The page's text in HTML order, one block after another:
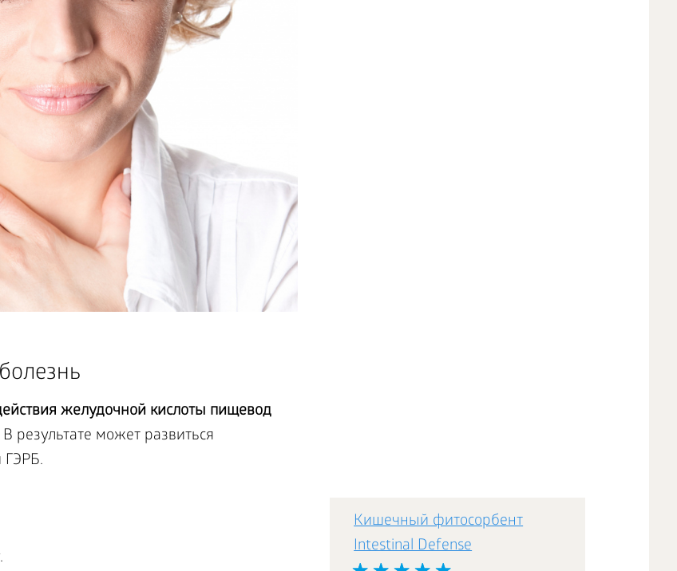
желудочной кислоты пищевод
результате может развиться
ГЭРБ.
Кишечный фитосорбент
Intestinal Defense